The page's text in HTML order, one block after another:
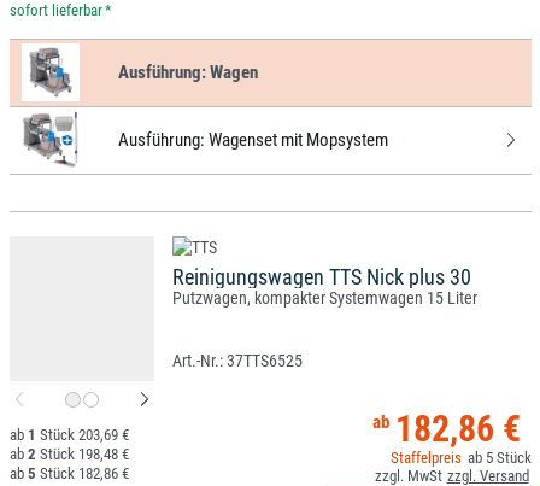
*
Ausführung:Wagen
Ausführung: Wagenset mit Mopsystem
Reinigungswagen TTS Nick plus 30
Putzwagen, kompakter Systemwagen 15 Liter
37TTS6525
182,86 €
5
1
203,69 €
2
198,48 €
5
182,86 €